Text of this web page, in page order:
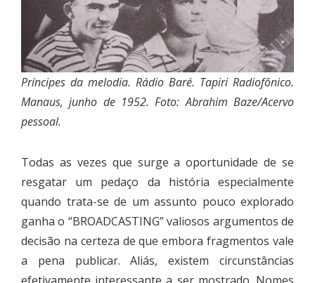
Príncipes da melodia. Rádio Baré. Tapiri Radiofônico.
Manaus, junho de 1952. Foto: Abrahim Baze/Acervo
pessoal.
Todas as vezes que surge a oportunidade de se
resgatar um pedaço da história especialmente
quando trata-se de um assunto pouco explorado
ganha o “BROADCASTING” valiosos argumentos de
decisão na certeza de que embora fragmentos vale
a pena publicar. Aliás, existem circunstâncias
efetivamente interessante a ser mostrado. Nomes